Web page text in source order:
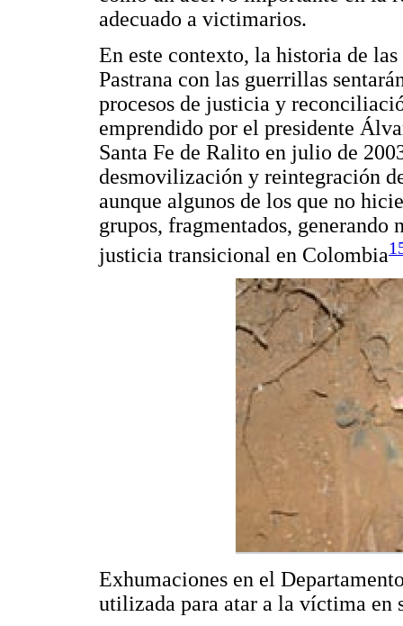
adecuado a victimarios.
En este contexto, la historia de
Pastrana con las guerrillas
procesos de justicia y
emprendido por el presidente
Santa Fe de Ralito en julio de
desmovilización y reintegración
aunque algunos de los que no
grupos, fragmentados,
justicia transicional en Colombia
Exhumaciones en el
utilizada para atar a la víctima en